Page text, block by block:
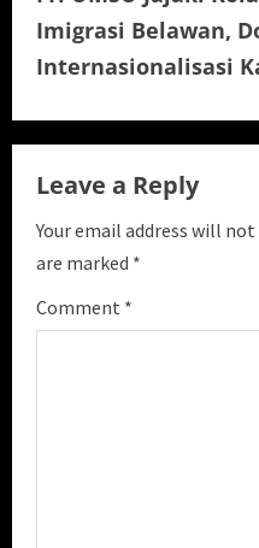
n
u
e
R
e
a
d
Imigrasi Belawan,
Internasionalisasi
Leave a Reply
Your email address will
are marked *
Comment *